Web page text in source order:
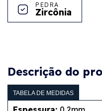
PEDRA
Zircônia
Descrição do
TABELA DE MEDIDAS